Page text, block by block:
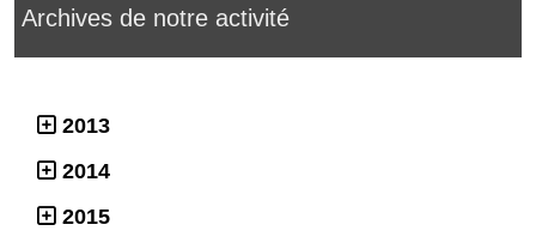
Archives de notre activité
2013
2014
2015